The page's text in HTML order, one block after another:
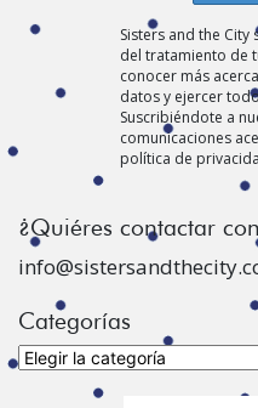
Sisters and the
del tratamiento de
conocer más
datos y ejercer
Suscribiéndote a
comunicaciones
política de
¿Quiéres contactar
Categorías
Categorías